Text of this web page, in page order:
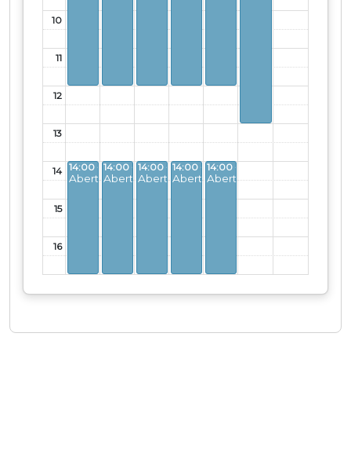
10
11
12
13
14
15
16
14:00 - 17:00
Aberto
14:00 - 17:00
Aberto
14:00 - 17:00
Aberto
14:00 - 17:00
Aberto
14:00 - 17:00
Aberto